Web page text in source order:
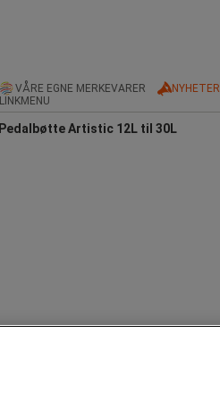
VÅRE EGNE MERKEVARER NYHETER
Pedalbøtte Artistic 12L til 30L